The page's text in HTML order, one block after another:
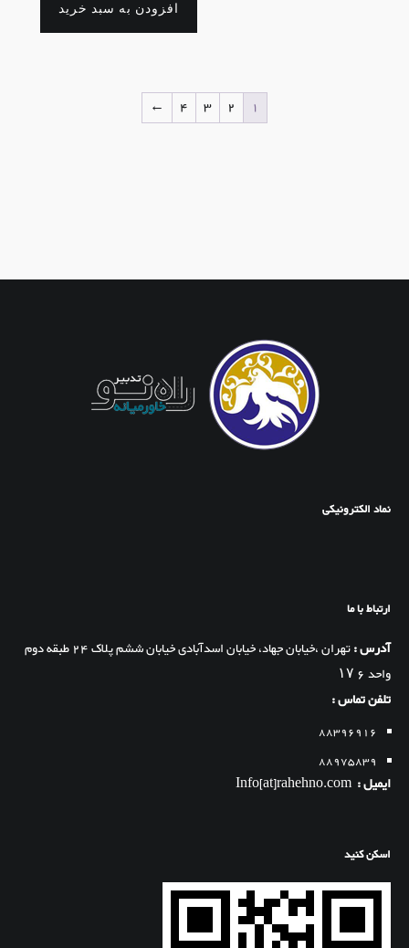
افزودن به سبد خرید
1
2
3
4
←
نماد الکترونیکی
ارتباط با ما
آدرس :
تهران ،خیابان جهاد، خیابان اسدآبادی خیابان ششم پلاک 24 طبقه دوم
واحد 6 ۱۷
تلفن تماس :
88396916
88975839
ایمیل :
اسکن کنید